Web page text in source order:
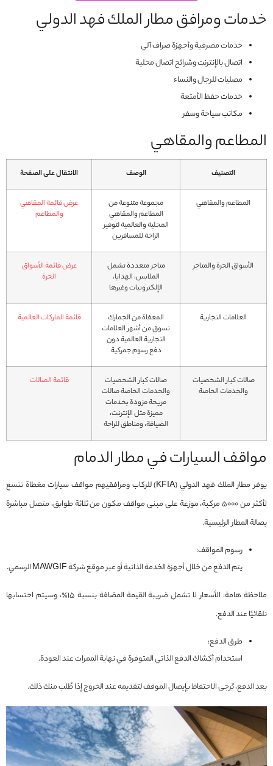
خدمات ومرافق مطار الملك فهد الدولي
خدمات مصرفية وأجهزة صراف آلي
اتصال بالإنترنت وشرائح اتصال محلية
مصليات للرجال والنساء
خدمات حفظ الأمتعة
مكاتب سياحة وسفر
المطاعم والمقاهي
التصنيف الوصف الانتقال على الصفحة
المطاعم والمقاهي
مجموعة متنوعة من
المطاعم والمقاهي
المحلية والعالمية لتوفير
الراحة للمسافرين
عرض قائمة المقاهي
والمطاعم
الأسواق الحرة والمتاجر
متاجر متعددة تشمل
الملابس، الهدايا،
الإلكترونيات وغيرها
عرض قائمة الأسواق
الحرة
العلامات التجارية
المعفاة من الجمارك
تسوق من أشهر العلامات
التجارية العالمية دون
دفع رسوم جمركية
قائمة الماركات العالمية
صالات كبار الشخصيات
والخدمات الخاصة
صالات كبار الشخصيات
والخدمات الخاصة صالات
مريحة مزودة بخدمات
مميزة مثل الإنترنت،
الضيافة، ومناطق للراحة
قائمة الصالات
مواقف السيارات في مطار الدمام
يوفر مطار الملك فهد الدولي (KFIA) للركاب ومرافقيهم مواقف سيارات مغطاة تتسع
لأكثر من 5000 مركبة، موزعة على مبنى مواقف مكون من ثلاثة طوابق، متصل مباشرة
بصالة المطار الرئيسية.
رسوم المواقف:
يتم الدفع من خلال أجهزة الخدمة الذاتية أو عبر موقع شركة MAWGIF الرسمي.
ملاحظة هامة: الأسعار لا تشمل ضريبة القيمة المضافة بنسبة 15٪، وسيتم احتسابها
تلقائيًا عند الدفع.
طرق الدفع:
استخدام أكشاك الدفع الذاتي المتوفرة في نهاية الممرات عند العودة.
بعد الدفع، يُرجى الاحتفاظ بإيصال الموقف لتقديمه عند الخروج إذا طُلب منك ذلك.